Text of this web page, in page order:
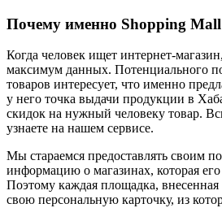
Почему именно Shopping
Когда человек ищет интернет-
максимум данных. Потенциального
товаров интересует, что именно
у него точка выдачи продукции в
скидок на нужный человеку товар.
узнаете на нашем сервисе.
Мы стараемся предоставлять своим
информацию о магазинах, которая его
Поэтому каждая площадка, внесенная
свою персональную карточку, из